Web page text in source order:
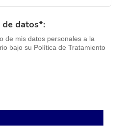
de datos*:
de mis datos personales a la
bajo su Política de Tratamiento